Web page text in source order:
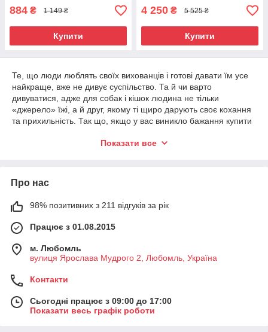
884 ₴ 1 149 ₴
Купити
4 250 ₴ 5 525 ₴
Купити
Те, що люди люблять своїх вихованців і готові давати їм усе
найкраще, вже не дивує суспільство. Та й чи варто
дивуватися, адже для собак і кішок людина не тільки
«джерело» їжі, а й друг, якому ті щиро дарують своє кохання
та прихильність. Так що, якщо у вас виникло бажання купити
з улюбленим йоркширом або корніш-рексом, це дуже
зв'язок, через який учасники підживлюють один одного. По-
друге, купити дорожній будиночок розумно з погляду
комфорту пересування з твариною.
корисно дізнатися, що сумка-переноска є обов'язковою
дозволяють брати вихованців із собою на борт, за умови, що
вага поклажі разом із вмістом не перевищує 5-8 кг. Вимоги за
вагою різняться залежно від авіатранспортної компанії.
У нас можна купити переноску для домашніх тварин, що
важать не більше 1,0 кг, при цьому витримують вихованців до
Показати все
Про нас
98% позитивних з 211 відгуків за рік
Працює з 01.08.2015
м. Любомль
вулиця Ярослава Мудрого 2, Любомль, Україна
Контакти
Сьогодні працює з 09:00 до 17:00
Показати весь графік роботи